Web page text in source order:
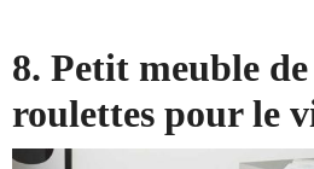
8. Petit meuble
roulettes pour le